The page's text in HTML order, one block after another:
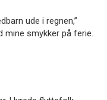
ude i regnen,”
mine smykker på ferie.